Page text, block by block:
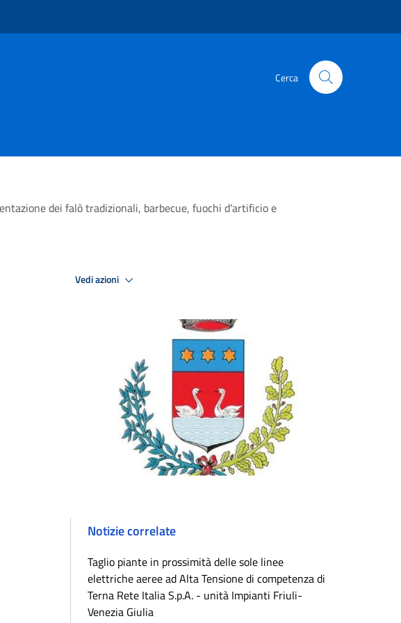
Cerca
dei falò tradizionali, barbecue, fuochi d'artificio e
Vedi azioni
Notizie correlate
Taglio piante in prossimità delle sole linee
elettriche aeree ad Alta Tensione di competenza di
Terna Rete Italia S.p.A. - unità Impianti Friuli-
Venezia Giulia